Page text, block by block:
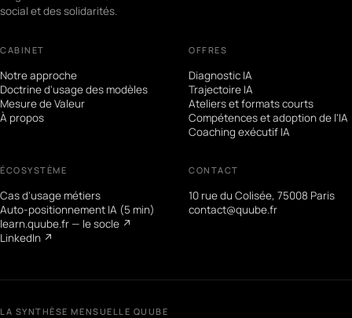
social et des solidarités.
CABINET
Notre approche
Doctrine d'usage des modèles
Mesure de Valeur
À propos
OFFRES
Diagnostic IA
Trajectoire IA
Ateliers et formats courts
Compétences et adoption de l'IA
Coaching exécutif IA
ÉCOSYSTÈME
Cas d'usage métiers
Auto-positionnement IA (5 min)
learn.quube.fr — le socle ↗
LinkedIn ↗
CONTACT
10 rue du Colisée, 75008 Paris
contact@quube.fr
LA SYNTHÈSE MENSUELLE QUUBE